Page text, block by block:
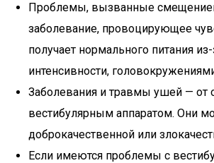
Проблемы, вызванные
заболевание, провоцирующее
получает нормального питания
интенсивности,
Заболевания и травмы ушей — от
вестибулярным аппаратом. Они
доброкачественной или
Если имеются проблемы с